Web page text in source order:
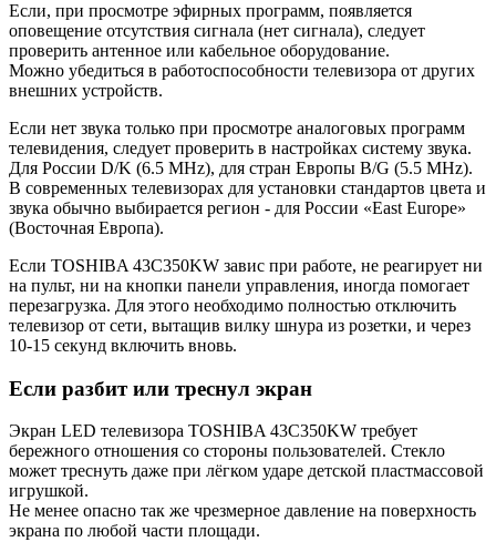
Если, при просмотре эфирных программ, появляется
оповещение отсутствия сигнала (нет сигнала), следует
проверить антенное или кабельное оборудование.
Можно убедиться в работоспособности телевизора от других
внешних устройств.
Если нет звука только при просмотре аналоговых программ
телевидения, следует проверить в настройках систему звука.
Для России D/K (6.5 MHz), для стран Европы B/G (5.5 MHz).
В современных телевизорах для установки стандартов цвета и
звука обычно выбирается регион - для России «East Europe»
(Восточная Европа).
Если TOSHIBA 43C350KW завис при работе, не реагирует ни
на пульт, ни на кнопки панели управления, иногда помогает
перезагрузка. Для этого необходимо полностью отключить
телевизор от сети, вытащив вилку шнура из розетки, и через
10-15 секунд включить вновь.
Если разбит или треснул экран
Экран LED телевизора TOSHIBA 43C350KW требует
бережного отношения со стороны пользователей. Стекло
может треснуть даже при лёгком ударе детской пластмассовой
игрушкой.
Не менее опасно так же чрезмерное давление на поверхность
экрана по любой части площади.